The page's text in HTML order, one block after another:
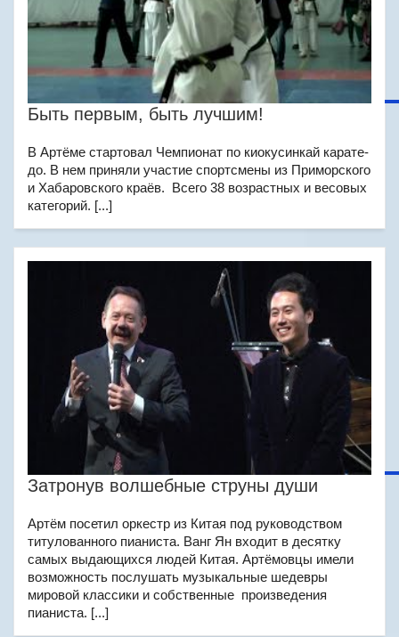
Быть первым, быть лучшим!
В Артёме стартовал Чемпионат по киокусинкай карате-
до. В нем приняли участие спортсмены из Приморского
и Хабаровского краёв. Всего 38 возрастных и весовых
категорий. [...]
Затронув волшебные струны души
Артём посетил оркестр из Китая под руководством
титулованного пианиста. Ванг Ян входит в десятку
самых выдающихся людей Китая. Артёмовцы имели
возможность послушать музыкальные шедевры
мировой классики и собственные произведения
пианиста. [...]